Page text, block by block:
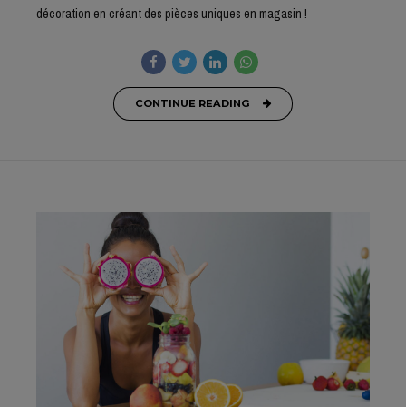
décoration en créant des pièces uniques en magasin !
CONTINUE READING